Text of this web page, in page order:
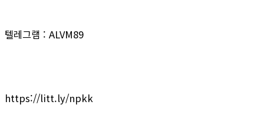
텔레그램 : ALVM89
https://litt.ly/npkk